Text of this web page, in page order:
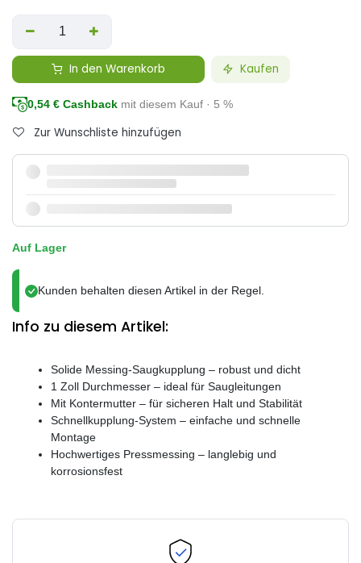
In den Warenkorb Kaufen
0,54 € Cashback mit diesem Kauf · 5 %
Zur Wunschliste hinzufügen
Auf Lager
Kunden behalten diesen Artikel in der Regel.
Info zu diesem Artikel:
Solide Messing-Saugkupplung – robust und dicht
1 Zoll Durchmesser – ideal für Saugleitungen
Mit Kontermutter – für sicheren Halt und Stabilität
Schnellkupplung-System – einfache und schnelle
Montage
Hochwertiges Pressmessing – langlebig und
korrosionsfest